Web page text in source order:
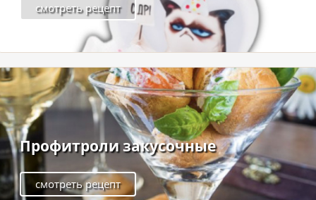
смотреть рецепт
Профитроли закусочные
смотреть рецепт